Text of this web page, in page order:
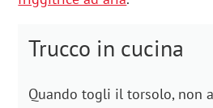
Trucco in cucina
Quando togli il torsolo, non